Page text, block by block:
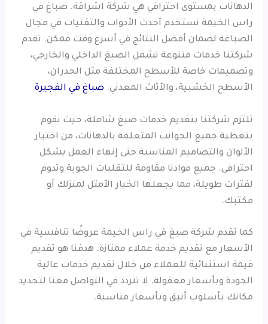
الدهانات بمستوى احترافي هي شركة اشراقة. صباغ في
راس الخيمة نستخدم أحدث الأدوات والتقنيات في مجال
الصباغة لضمان أفضل النتائج في أسرع وقت ممكن. تقدم
شركتنا خدمات متنوعة تشمل الصبغ الداخلي والخارجي،
وتصميمات خاصة للأسطح المختلفة مثل الجدران،
الأسطح الخشبية، والأثاث المعدني. صباغ في الفجيرة
تلتزم شركتنا بتقديم خدمات صبغ شاملة، حيث نقوم
بتغطية جميع الجوانب المتعلقة بالدهانات، من اختيار
الألوان والتصاميم المناسبة حتى إنهاء العمل بشكل
احترافي. جميع موادنا مقاومة للتقلبات الجوية وتدوم
لفترات طويلة، مما يجعلها الخيار الأمثل لمنزلك أو
مكتبك.
كما تقدم شركة صبغ في راس الخيمة عروضًا تنافسية في
الأسعار مع تقديم خدمة عملاء ممتازة. هدفنا هو تقديم
قيمة استثنائية للعملاء من خلال تقديم خدمات عالية
الجودة وبأسعار معقولة. لا تتردد في التواصل معنا لتجديد
مكانك بأسلوب أنيق وبأسعار مناسبة.